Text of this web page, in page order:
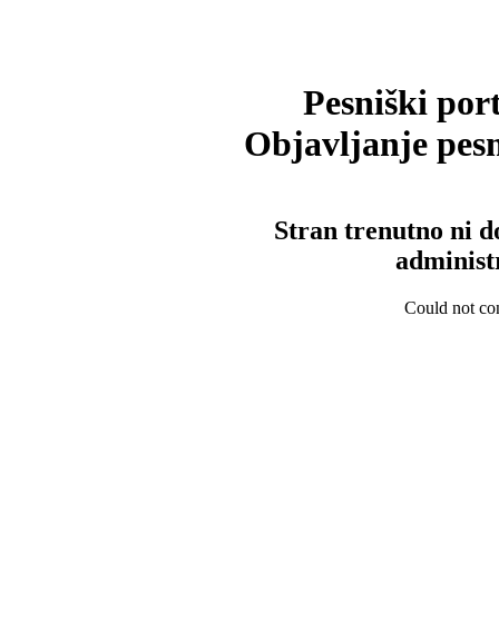
Pesniški
Objavljanje
Stran trenutno ni
Could not